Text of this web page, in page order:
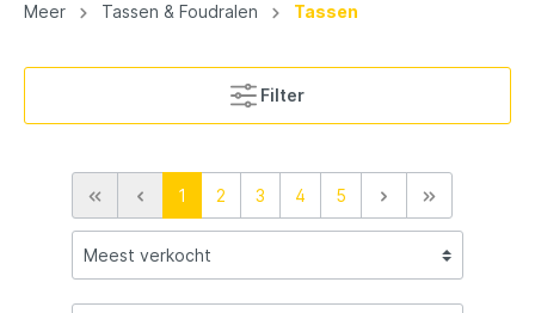
Meer Tassen & Foudralen Tassen
Filter
1 2 3 4 5